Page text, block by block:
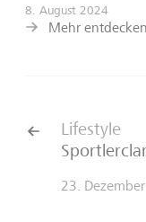
8. August 2024
Mehr entdecken
Lifestyle
23.